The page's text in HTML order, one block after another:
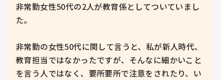
非常勤女性50代の2人が教育係としてついていまし
た。
非常勤の女性50代に関して言うと、私が新人時代、
教育担当ではなかったですが、そんなに細かいこと
を言う人ではなく、要所要所で注意をされたり、い